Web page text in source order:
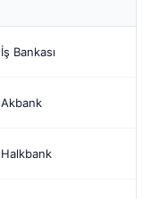
İş Bankası
Akbank
Halkbank